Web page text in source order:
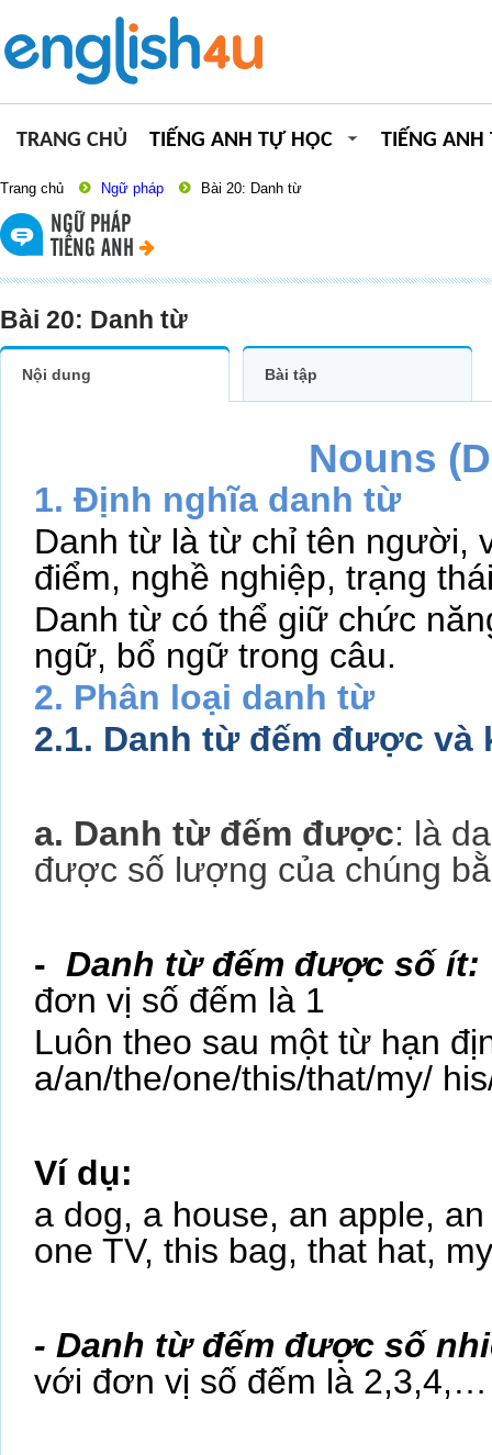
TRANG CHỦ TIẾNG ANH TỰ HỌC TIẾNG ANH
Trang chủ Ngữ pháp Bài 20: Danh từ
NGỮ PHÁP
TIẾNG ANH
Bài 20: Danh từ
Nội dung Bài tập
Nouns
1. Định nghĩa danh từ
Danh từ là từ chỉ tên người,
điểm, nghề nghiệp, trạng
Danh từ có thể giữ chức
ngữ, bổ ngữ trong câu.
2. Phân loại danh từ
2.1. Danh từ đếm được
a. Danh từ đếm được: là
được số lượng của chúng
- Danh từ đếm được số ít:
đơn vị số đếm là 1
Luôn theo sau một từ hạn
a/an/the/one/this/that/my/
Ví dụ:
a dog, a house, an apple,
one TV, this bag, that hat,
- Danh từ đếm được số
với đơn vị số đếm là 2,3,4,…